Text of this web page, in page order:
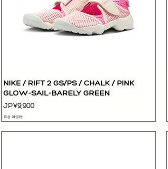
快速瀏覽
NIKE / RIFT 2 GS/PS / CHALK / PINK
GLOW-SAIL-BARELY GREEN
價格
JP¥9,900
已含 增值税